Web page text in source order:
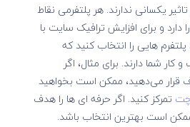
یکسانی ندارند. هر پلتفرمی نقاط
و برای افزایش ترافیک سایت با
هایی را انتخاب کنید که
کار شما دارند. برای مثال، اگر
قرار می‌دهید، ممکن است بخواهید
تمرکز کنید. اگر حرفه ای ها را هدف
است بهترین انتخاب باشد.